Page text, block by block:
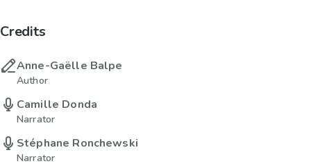
Credits
Anne-Gaëlle Balpe
Author
Camille Donda
Narrator
Stéphane Ronchewski
Narrator